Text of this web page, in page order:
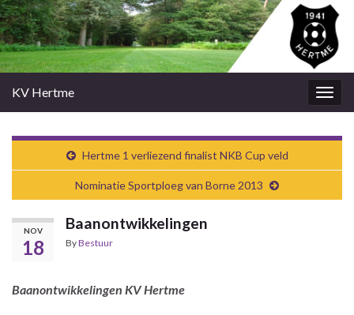
KV Hertme
Hertme 1 verliezend finalist NKB Cup veld
Nominatie Sportploeg van Borne 2013
NOV
18
Baanontwikkelingen
ByBestuur
Baanontwikkelingen KV Hertme